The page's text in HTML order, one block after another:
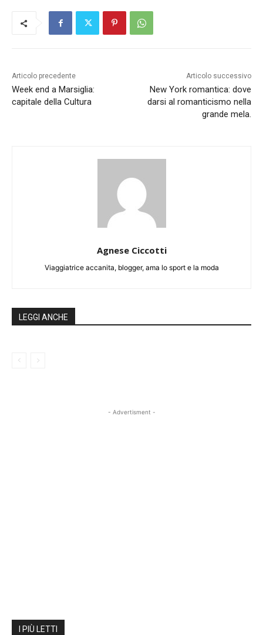
Articolo precedente
Week end a Marsiglia:
capitale della Cultura
Articolo successivo
New York romantica: dove
darsi al romanticismo nella
grande mela.
Agnese Ciccotti
Viaggiatrice accanita, blogger, ama lo sport e la moda
LEGGI ANCHE
- Advertisment -
I PIÙ LETTI